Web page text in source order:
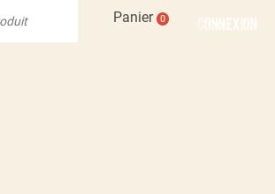
Panier 0 CONNEXION